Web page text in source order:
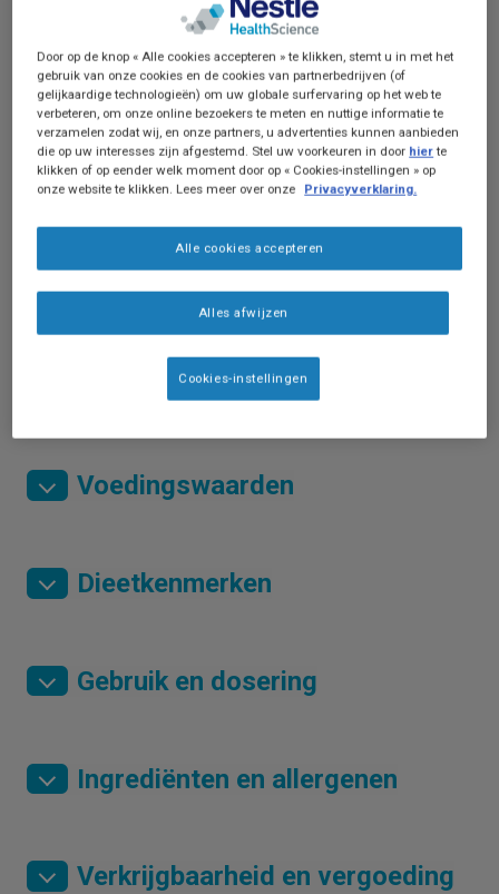
Isosource Junior is een volledige voeding, 1,0
kcal/ml, eiwit (10g/500ml). Geschikt vanaf de
Enterale dieetvoeding bij (risico op)
ondervoeding. Voeding voor medisch gebruik.
Voedingswaarden
Dieetkenmerken
Gebruik en dosering
Ingrediënten en allergenen
Verkrijgbaarheid en vergoeding
Door op de knop « Alle cookies accepteren » te klikken, stemt u in met het
gebruik van onze cookies en de cookies van partnerbedrijven (of
gelijkaardige technologieën) om uw globale surfervaring op het web te
verbeteren, om onze online bezoekers te meten en nuttige informatie te
verzamelen zodat wij, en onze partners, u advertenties kunnen aanbieden
die op uw interesses zijn afgestemd. Stel uw voorkeuren in door hierte
klikken of op eender welk moment door op « Cookies-instellingen » op
onze website te klikken. Lees meer over onze
Privacyverklaring.
Alles afwijzen
Alle cookies accepteren
Cookies-instellingen